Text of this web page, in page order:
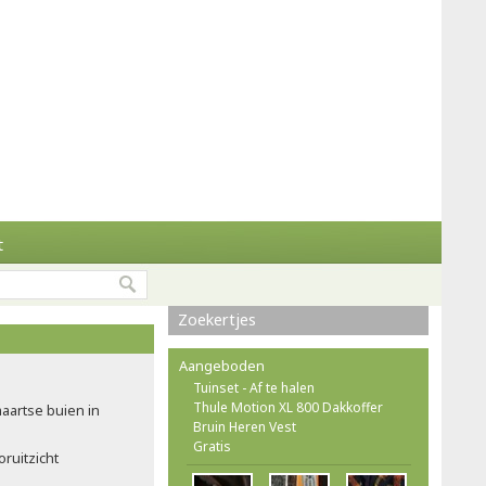
buien in
Zoekertjes
Aangeboden
Tuinset - Af te halen
Thule Motion XL 800 Dakkoffer
Bruin Heren Vest
Gratis